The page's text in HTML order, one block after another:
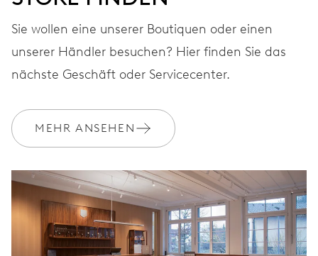
Sie wollen eine unserer Boutiquen oder einen
unserer Händler besuchen? Hier finden Sie das
nächste Geschäft oder Servicecenter.
MEHR ANSEHEN